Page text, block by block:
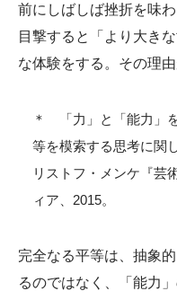
前にしばしば挫折を味
目撃すると「より大き
な体験をする。その理
＊ 「力」と「能力」
等を模索する思考に関
リストフ・メンケ『芸
ィア、2015。
完全なる平等は、抽象
るのではなく、「能力